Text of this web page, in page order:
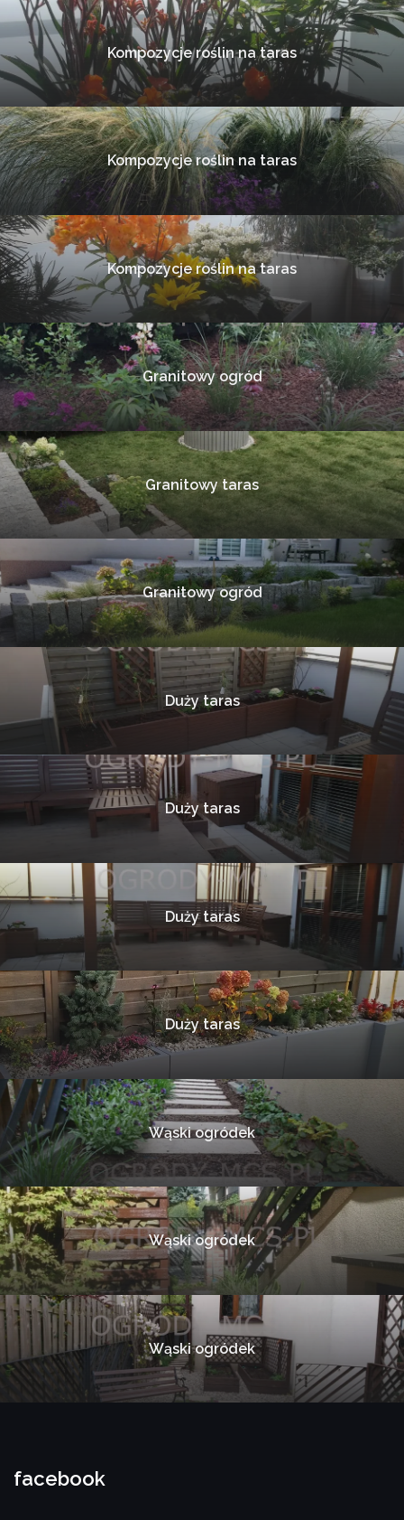
Kompozycje roślin na taras
Kompozycje roślin na taras
Kompozycje roślin na taras
Granitowy ogród
Granitowy taras
Granitowy ogród
Duży taras
Duży taras
Duży taras
Duży taras
Wąski ogródek
Wąski ogródek
Wąski ogródek
facebook